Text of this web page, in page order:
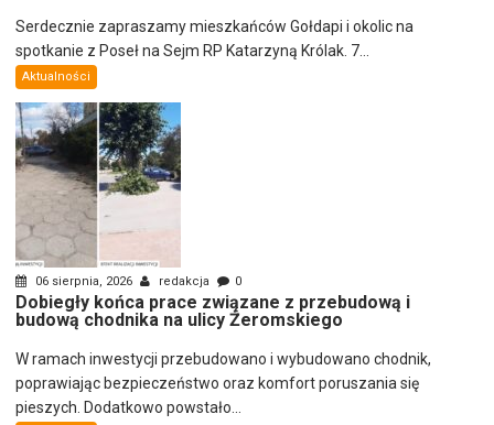
Serdecznie zapraszamy mieszkańców Gołdapi i okolic na
spotkanie z Poseł na Sejm RP Katarzyną Królak. 7...
Aktualności
06 sierpnia, 2026 redakcja 0
Dobiegły końca prace związane z przebudową i
budową chodnika na ulicy Żeromskiego
W ramach inwestycji przebudowano i wybudowano chodnik,
poprawiając bezpieczeństwo oraz komfort poruszania się
pieszych. Dodatkowo powstało...